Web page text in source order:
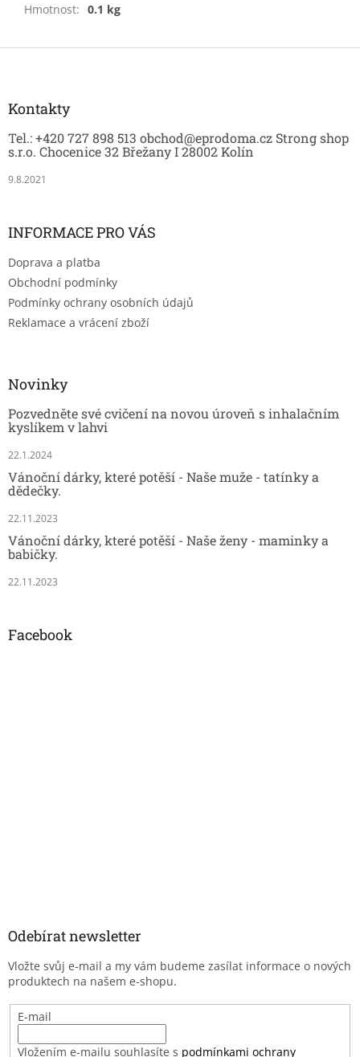
Hmotnost: 0.1 kg
Z
Kontakty
Tel.: +420 727 898 513 obchod@eprodoma.cz Strong shop
s.r.o. Chocenice 32 Břežany I 28002 Kolín
9.8.2021
INFORMACE PRO VÁS
Doprava a platba
Obchodní podmínky
Podmínky ochrany osobních údajů
Reklamace a vrácení zboží
Novinky
Pozvedněte své cvičení na novou úroveň s inhalačním
kyslíkem v lahvi
22.1.2024
Vánoční dárky, které potěší - Naše muže - tatínky a
dědečky.
22.11.2023
Vánoční dárky, které potěší - Naše ženy - maminky a
babičky.
22.11.2023
Facebook
Odebírat newsletter
Vložte svůj e-mail a my vám budeme zasílat informace o nových
produktech na našem e-shopu.
E-mail
Vložením e-mailu souhlasíte s podmínkami ochrany